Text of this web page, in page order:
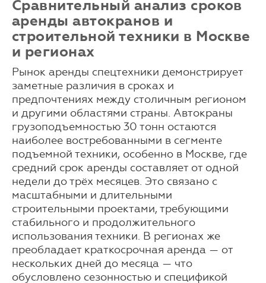
Сравнительный анализ сроков
аренды автокранов и
строительной техники в Москве
и регионах
Рынок аренды спецтехники демонстрирует
заметные различия в сроках и
предпочтениях между столичным регионом
и другими областями страны. Автокраны
грузоподъемностью 30 тонн остаются
наиболее востребованными в сегменте
подъемной техники, особенно в Москве, где
средний срок аренды составляет от одной
недели до трёх месяцев. Это связано с
масштабными и длительными
строительными проектами, требующими
стабильного и продолжительного
использования техники. В регионах же
преобладает краткосрочная аренда — от
нескольких дней до месяца — что
обусловлено сезонностью и спецификой